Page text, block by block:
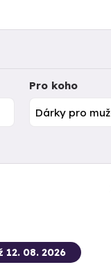
Pro koho
12. 08. 2026